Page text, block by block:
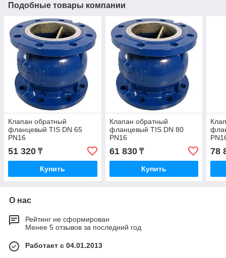
Подобные товары компании
Клапан обратный
фланцевый TIS DN 65
PN16
51 320 ₸
Купить
Клапан обратный
фланцевый TIS DN 80
PN16
61 830₸
Купить
78
О нас
Рейтинг не сформирован
Менее 5 отзывов за последний год
Работает с 04.01.2013